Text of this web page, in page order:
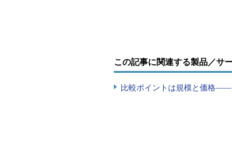
REDOログファイル、デ
（例：REDOログファイルの場
SQL> startup
ORACLEインスタンスが起動
この記事に関連する製品／サ
比較ポイントは規模と価格